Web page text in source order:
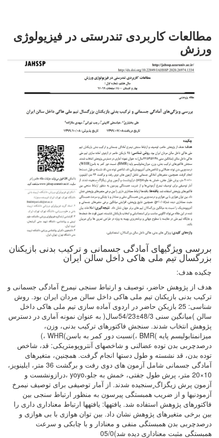
مطالعات کاربردی تندرستی در فیزیولوژی
ورزش
بررسی ویژگیهای آمادگی جسمانی و ترکیب بدنی بازیکنان
بزرگسال تیم ملی هاکی داخل سالن ایران
چکیده هدف:
هدف از پژوهش حاضر، توصیف و ارتباط سنجی نیمرخ آمادگی جسمانی و
ترکیب بدنی بازیکنان تیم ملی هاکی داخل سالن مردان ایران بود. روش
شناسی: 25 بازیکن حاضر در اردوی آماده سازی تیم ملی هاکی داخل
سالن )میانگین سنی 48/3±54/23سال( به عنوان نمونه آماری در دسترس
پژوهش انتخاب شدند. سنجش فاکتورهای ترکیب بدنی، وزن،
میزانمتابولیسم پایه )BMR ،)نسبت دور کمر به باسن)WHR ،)
درصدچربی بدن توده عضالنی و شاخصهای آنتروپومتریکی: قد، شاخص
توده بدن، قد نشسته و طول دستها انجام گرفت. همچنین، متغیرهای
آمادگی جسمانی شامل آزمون های دوی رفت و برگشت 36 متر، ایلینویز،
10×20 متر، پرش طول جفتی، خمش به جلو،yoyo ،درازونشست و
آزمون پرش زیگزاگ ٍسنجیده شدند. از آمار توصیفی برای توصیف نیمرخ
آزمودنیها و از ضریب همبستگی پیرسون به منظور ارتباط سنجی بین
فاکتورهای پژوهش استفاده شد. یافتهها: یافتهها ارتباط معناداری داری را
بین برخی متغیرهای پژوهش نشان داد. بین توان هوازی با بی هوازی و
درصدچربی بدن همبستگی منفی و معنادار و با چابکی و سرعت
همبستگی مثبت معناداری دیده شد)05/0